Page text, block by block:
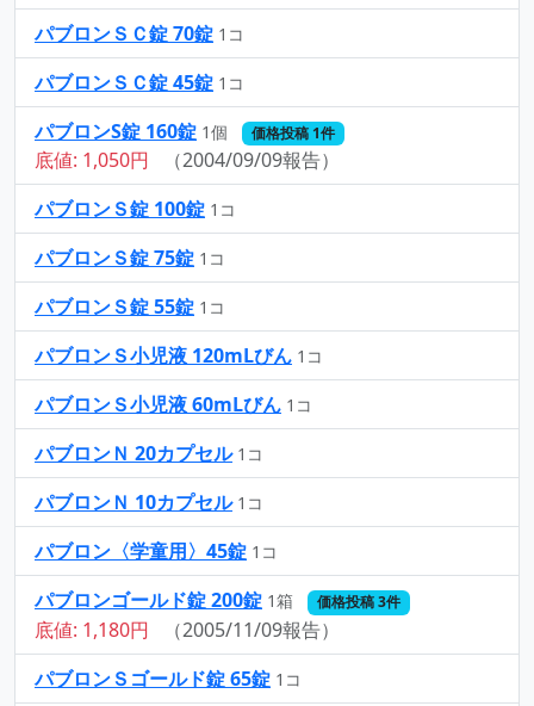
パブロンＳＣ錠 70錠 1コ
パブロンＳＣ錠 45錠 1コ
パブロンS錠 160錠 1個 価格投稿 1件
底値: 1,050円
（2004/09/09報告）
パブロンＳ錠 100錠 1コ
パブロンＳ錠 75錠 1コ
パブロンＳ錠 55錠 1コ
パブロンＳ小児液 120mLびん 1コ
パブロンＳ小児液 60mLびん 1コ
パブロンＮ 20カプセル 1コ
パブロンＮ 10カプセル 1コ
パブロン〈学童用〉45錠 1コ
パブロンゴールド錠 200錠 1箱 価格投稿 3件
底値: 1,180円
（2005/11/09報告）
パブロンＳゴールド錠 65錠 1コ